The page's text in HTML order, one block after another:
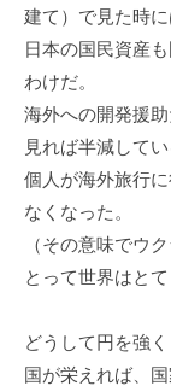
建て）で見た時に
日本の国民資産
わけだ。
海外への開発援
見れば半減してい
個人が海外旅行
なくなった。
（その意味でウ
とって世界はと
どうして円を強
国が栄えれば、